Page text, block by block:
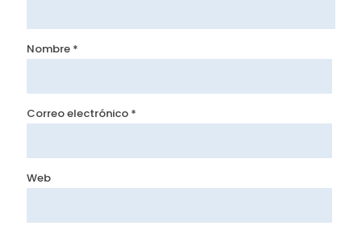
Nombre *
Correo electrónico *
Web